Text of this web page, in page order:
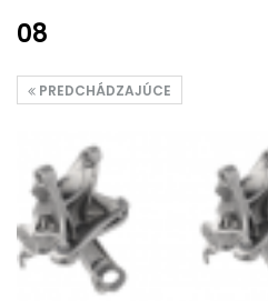
08
PREDCHÁDZAJÚCE